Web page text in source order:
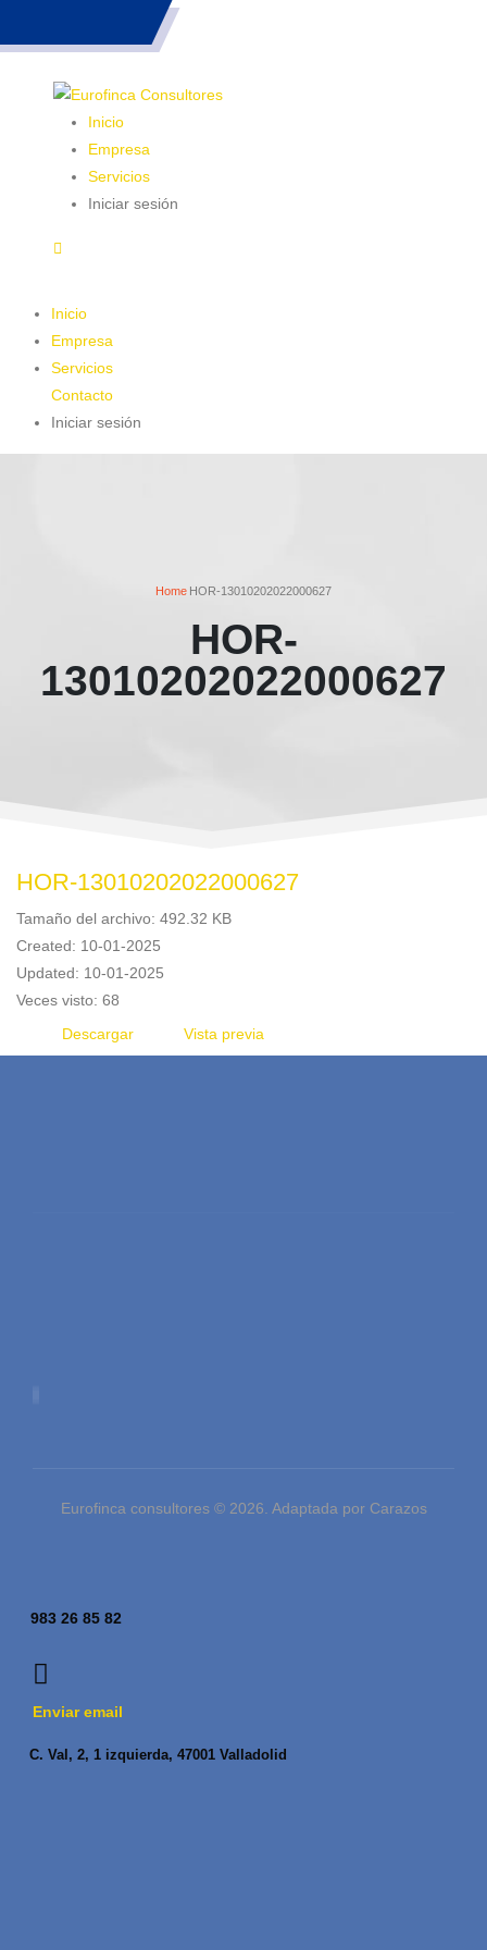
Inicio
Empresa
Servicios
Iniciar sesión
Inicio
Empresa
Servicios
Contacto
Iniciar sesión
Home HOR-13010202022000627
HOR-
13010202022000627
HOR-13010202022000627
Tamaño del archivo: 492.32 KB
Created: 10-01-2025
Updated: 10-01-2025
Veces visto: 68
Descargar
Vista previa
Eurofinca consultores © 2026. Adaptada por Carazos
983 26 85 82
Enviar email
C. Val, 2, 1 izquierda, 47001 Valladolid